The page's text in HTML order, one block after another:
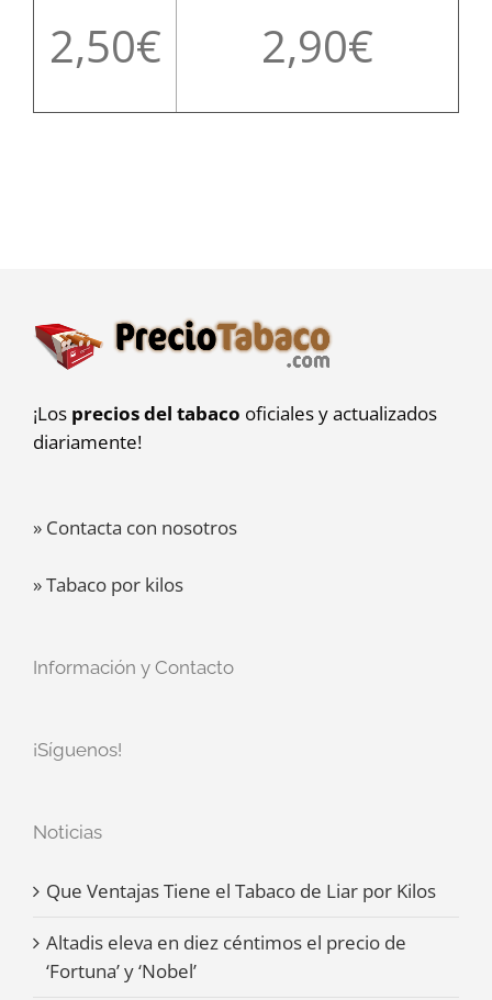
2,50 2,90
¡Los precios del tabaco oficiales y actualizados
diariamente!
» Contacta con nosotros
» Tabaco por kilos
Información y Contacto
¡Síguenos!
Noticias
Que Ventajas Tiene el Tabaco de Liar por Kilos
Altadis eleva en diez céntimos el precio de
‘Fortuna’ y ‘Nobel’